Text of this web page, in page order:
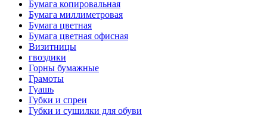
Бумага копировальная
Бумага миллиметровая
Бумага цветная
Бумага цветная офисная
Визитницы
гвоздики
Горны бумажные
Грамоты
Гуашь
Губки и спреи
Губки и сушилки для обуви